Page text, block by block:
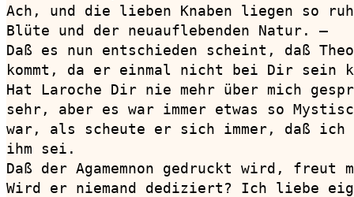
Ach, und die lieben Knaben liegen so
Blüte und der neuauflebenden Natur. —
Daß es nun entschieden scheint, daß
kommt, da er einmal nicht bei Dir sein
Hat Laroche Dir nie mehr über mich
sehr, aber es war immer etwas so
war, als scheute er sich immer, daß
ihm sei.
Daß der Agamemnon gedruckt wird, freut
Wird er niemand dediziert? Ich liebe